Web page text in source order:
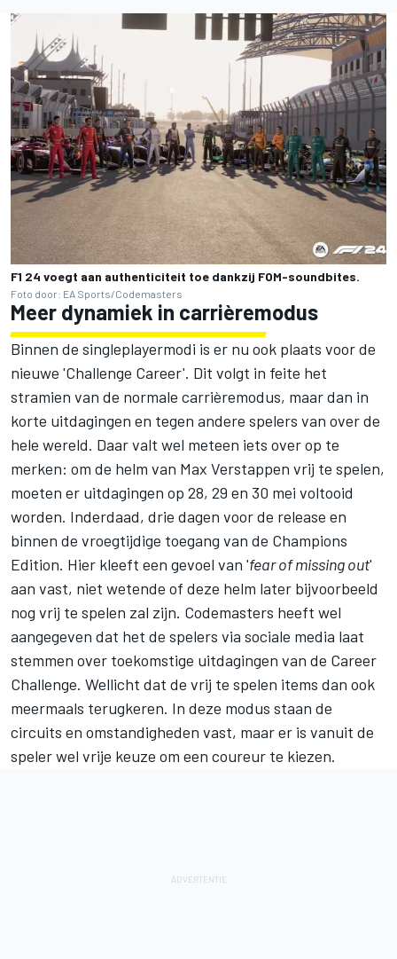
F1 24 voegt aan authenticiteit toe dankzij FOM-soundbites.
Foto door: EA Sports/Codemasters
Meer dynamiek in carrièremodus
Binnen de singleplayermodi is er nu ook plaats voor de
nieuwe 'Challenge Career'. Dit volgt in feite het
stramien van de normale carrièremodus, maar dan in
korte uitdagingen en tegen andere spelers van over de
hele wereld. Daar valt wel meteen iets over op te
merken: om de helm van Max Verstappen vrij te spelen,
moeten er uitdagingen op 28, 29 en 30 mei voltooid
worden. Inderdaad, drie dagen voor de release en
binnen de vroegtijdige toegang van de Champions
Edition. Hier kleeft een gevoel van 'fear of missing out'
aan vast, niet wetende of deze helm later bijvoorbeeld
nog vrij te spelen zal zijn. Codemasters heeft wel
aangegeven dat het de spelers via sociale media laat
stemmen over toekomstige uitdagingen van de Career
Challenge. Wellicht dat de vrij te spelen items dan ook
meermaals terugkeren. In deze modus staan de
circuits en omstandigheden vast, maar er is vanuit de
speler wel vrije keuze om een coureur te kiezen.